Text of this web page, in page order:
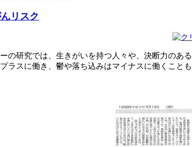
リスク
の研究では、生きがいを持つ人々や、決断力のあ
ラスに働き、鬱や落ち込みはマイナスに働くこと